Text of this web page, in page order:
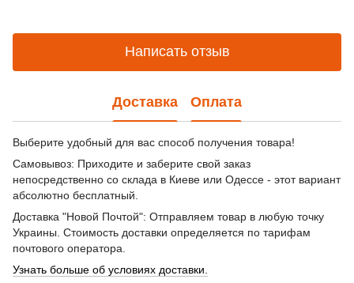
Написать отзыв
Доставка Оплата
Выберите удобный для вас способ получения товара!
Самовывоз: Приходите и заберите свой заказ
непосредственно со склада в Киеве или Одессе - этот вариант
абсолютно бесплатный.
Доставка "Новой Почтой": Отправляем товар в любую точку
Украины. Стоимость доставки определяется по тарифам
почтового оператора.
Узнать больше об условиях доставки.